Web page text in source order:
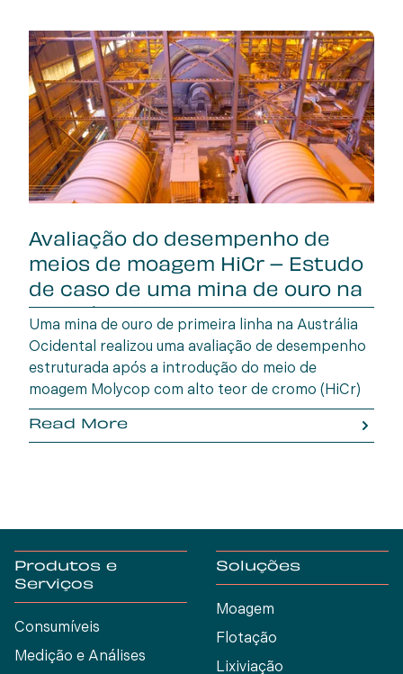
Avaliação do desempenho de
meios de moagem HiCr – Estudo
de caso de uma mina de ouro na
Austrália Oc
Uma mina de ouro de primeira linha na Austrália
Ocidental realizou uma avaliação de desempenho
estruturada após a introdução do meio de
moagem Molycop com alto teor de cromo (HiCr)
em setembro de 2024, para substituir o
fornecedor anterior.
Read More
Produtos e
Serviços
Consumíveis
Medição e Análises
Soluções
Moagem
Flotação
Lixiviação